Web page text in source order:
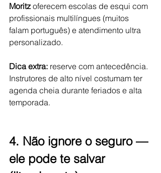
Moritz oferecem escolas de esqui com
profissionais multilíngues (muitos
falam português) e atendimento ultra
personalizado.
Dica extra: reserve com antecedência.
Instrutores de alto nível costumam ter
agenda cheia durante feriados e alta
temporada.
4. Não ignore o seguro —
ele pode te salvar